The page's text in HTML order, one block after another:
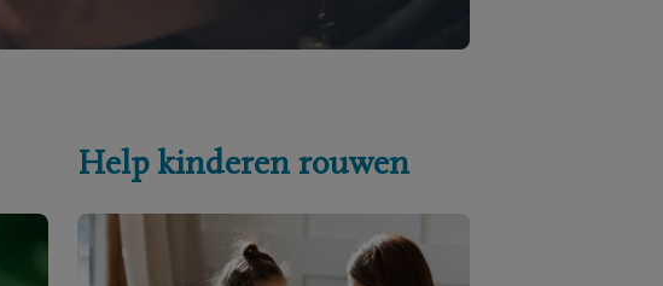
Help kinderen rouwen